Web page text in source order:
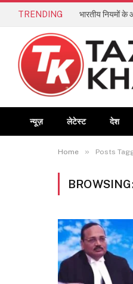
TRENDING
न्यूज़ लेटेस्ट देश
Home » Posts